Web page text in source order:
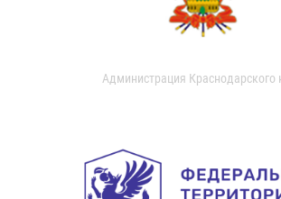
Администрация Краснодарского